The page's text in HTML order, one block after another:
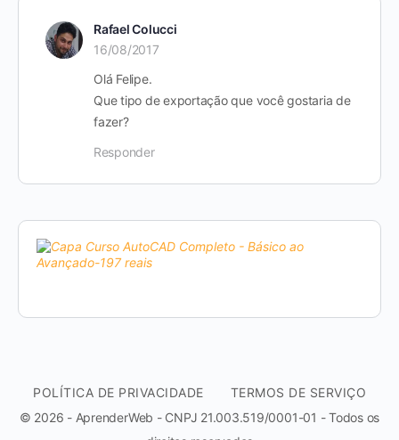
Rafael Colucci
16/08/2017
Olá Felipe.
Que tipo de exportação que você gostaria de
fazer?
Responder
POLÍTICA DE PRIVACIDADE
TERMOS DE SERVIÇO
© 2026 - AprenderWeb - CNPJ 21.003.519/0001-01 - Todos os